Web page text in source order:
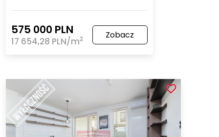
575 000 PLN
17 654,28 PLN/m2 Zobacz